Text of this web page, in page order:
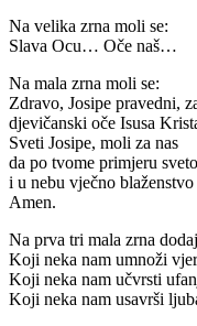
Na velika zrna moli se:
Slava Ocu… Oče naš…
Na mala zrna moli se:
Zdravo, Josipe pravedni,
djevičanski oče Isusa
Sveti Josipe, moli za nas
da po tvome primjeru
i u nebu vječno
Amen.
Na prva tri mala zrna
Koji neka nam umnoži
Koji neka nam učvrsti
Koji neka nam usavrši